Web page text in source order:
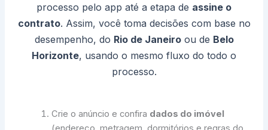
processo pelo app até a etapa de assine o
contrato. Assim, você toma decisões com base no
desempenho, do Rio de Janeiroou de Belo
Horizonte, usando o mesmo fluxo do todo o
processo.
Crie o anúncio e confira dados do imóvel